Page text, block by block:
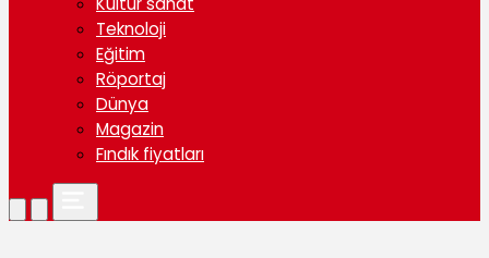
Teknoloji
Eğitim
Röportaj
Dünya
Magazin
Fındık fiyatları